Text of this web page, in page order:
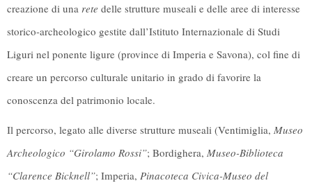
creazione di una rete delle strutture museali e delle aree di interesse
storico-archeologico gestite dall’Istituto Internazionale di Studi
Liguri nel ponente ligure (province di Imperia e Savona), col fine di
creare un percorso culturale unitario in grado di favorire la
conoscenza del patrimonio locale.
Il percorso, legato alle diverse strutture museali (Ventimiglia, Museo
Archeologico “Girolamo Rossi”; Bordighera, Museo-Biblioteca
“Clarence Bicknell”; Imperia, Pinacoteca Civica-Museo del